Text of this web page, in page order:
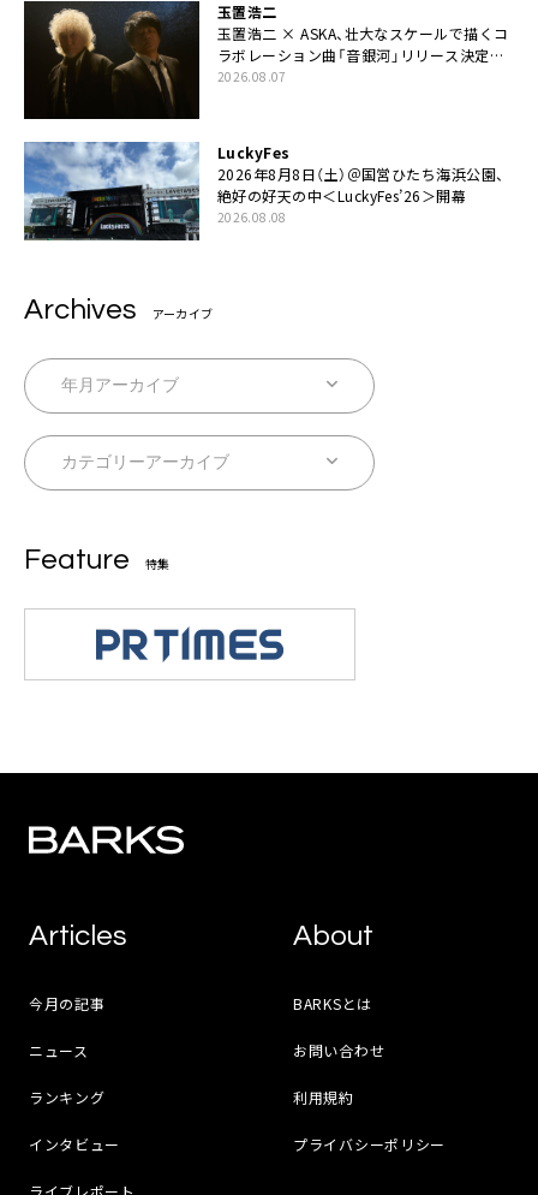
玉置浩二
玉置浩二 × ASKA、壮大なスケールで描くコ
ラボレーション曲「音銀河」リリース決定。
カップリングには新曲「命の宿り」収録も
2026.08.07
LuckyFes
2026年8月8日（土）＠国営ひたち海浜公園、
絶好の好天の中＜LuckyFes’26＞開幕
2026.08.08
Archives アーカイブ
Feature 特集
Articles
今月の記事
ニュース
ランキング
インタビュー
ライブレポート
About
BARKSとは
お問い合わせ
利用規約
プライバシーポリシー